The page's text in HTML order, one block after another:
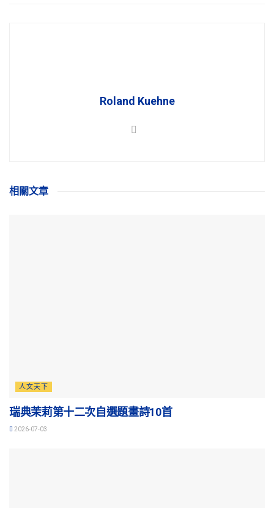
Roland Kuehne
相關文章
人文天下
瑞典茉莉第十二次自選題畫詩10首
2026-07-03